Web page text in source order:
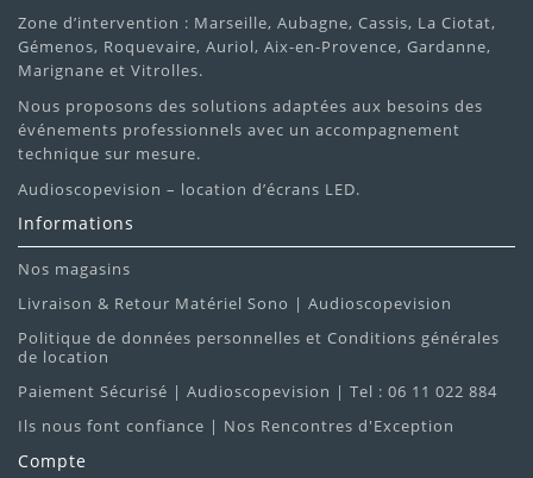
Zone d’intervention : Marseille, Aubagne, Cassis, La Ciotat,
Gémenos, Roquevaire, Auriol, Aix-en-Provence, Gardanne,
Marignane et Vitrolles.
Nous proposons des solutions adaptées aux besoins des
événements professionnels avec un accompagnement
technique sur mesure.
Audioscopevision – location d’écrans LED.
Informations
Nos magasins
Livraison & Retour Matériel Sono | Audioscopevision
Politique de données personnelles et Conditions générales
de location
Paiement Sécurisé | Audioscopevision | Tel : 06 11 022 884
Ils nous font confiance | Nos Rencontres d'Exception
Compte